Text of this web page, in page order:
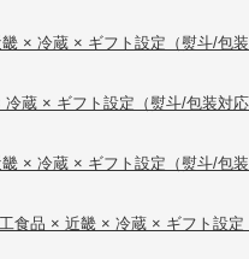
× 冷蔵 × ギフト設定（熨斗/包
蔵 × ギフト設定（熨斗/包装対
× 冷蔵 × ギフト設定（熨斗/包
食品 × 近畿 × 冷蔵 × ギフト設